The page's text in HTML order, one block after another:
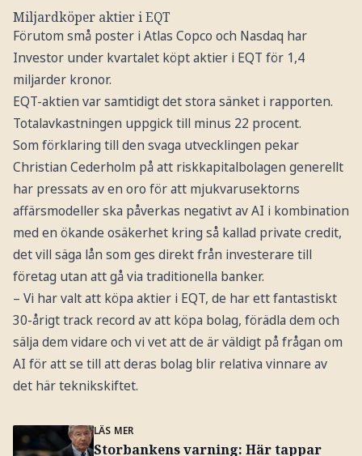
Miljardköper aktier i EQT
Förutom små poster i Atlas Copco och Nasdaq har
Investor under kvartalet köpt aktier i EQT för 1,4
miljarder kronor.
EQT-aktien var samtidigt det stora sänket i rapporten.
Totalavkastningen uppgick till minus 22 procent.
Som förklaring till den svaga utvecklingen pekar
Christian Cederholm på att riskkapitalbolagen generellt
har pressats av en oro för att mjukvarusektorns
affärsmodeller ska påverkas negativt av AI i kombination
med en ökande osäkerhet kring så kallad private credit,
det vill säga lån som ges direkt från investerare till
företag utan att gå via traditionella banker.
– Vi har valt att köpa aktier i EQT, de har ett fantastiskt
30-årigt track record av att köpa bolag, förädla dem och
sälja dem vidare och vi vet att de är väldigt på frågan om
AI för att se till att deras bolag blir relativa vinnare av
det här teknikskiftet.
LÄS MER
Storbankens varning: Här tappar